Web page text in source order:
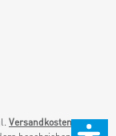
Versandkosten